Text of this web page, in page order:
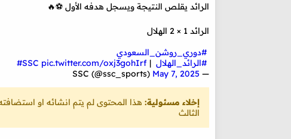
الرائد يقلص النتيجة ويسجل هدفه الأول ⚽🔥
الرائد 1 × 2 الهلال
#دوري_روشن_السعودي
#الرائد_الهلال #SSC pic.twitter.com/oxj3gohIrf
— SSC (@ssc_sports)
May 7, 2025
إخلاء مسئولية: هذا المحتوى لم يتم انشائه او
الثالث